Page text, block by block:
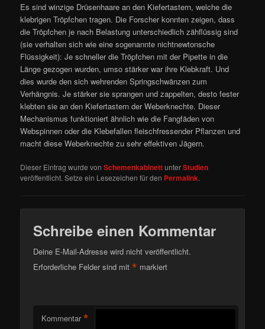
Es sind winzige Drüsenhaare an den Kiefertastern, welche die
klebrigen Tröpfchen tragen. Die Forscher konnten zeigen, dass
die Tröpfchen je nach Belastung unterschiedlich zähflüssig sind
(sie verhalten sich wie eine sogenannte nichtnewtonsche
Flüssigkeit): Je schneller die Tröpfchen mit der Pipette in die
Länge gezogen wurden, umso stärker war ihre Klebkraft. Und
dies wurde den sich wehrenden Springschwänzen zum
Verhängnis. Je stärker sie sprangen und zappelten, desto fester
klebten sie an den Kiefertastern der Weberknechte. Dieser
Mechanismus funktioniert ähnlich wie die Fangfäden von
Webspinnen oder die Klebefallen fleischfressender Pflanzen und
macht diese Weberknechte zu sehr effektiven Jägern.
Dieser Eintrag wurde vonSchemenkabinettunterStudien
veröffentlicht. Setze ein Lesezeichen für den Permalink.
Schreibe einen Kommentar
Deine E-Mail-Adresse wird nicht veröffentlicht.
Erforderliche Felder sind mit* markiert
Kommentar *